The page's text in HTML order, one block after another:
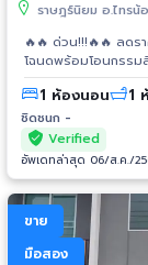
ราษฎร์นิยม อ.ไทรน้
🔥🔥 ด่วน!!!🔥🔥 ลดราคาสุดๆ ที่ดินสำหรับสร้างโรงงาน,โกดัง,คลังสินค้า 📣
โฉนดพร้อมโอนกรรมสิทธิ์ทันที ✅
บริการจัดกู้ธนาคาร
แค่100เมตร จากถนนใหญ่ เขตจังห
2.ถนนคอนกรีตกว้าง
ขอใบอนุญาตในการก่อส
091-1151105 ไลน์ค
Facebook : https://
1 ห้องนอน 1
ชิดชนก -
Verified
อัพเดทล่าสุด 06/ส.ค./
ขาย
มือสอง